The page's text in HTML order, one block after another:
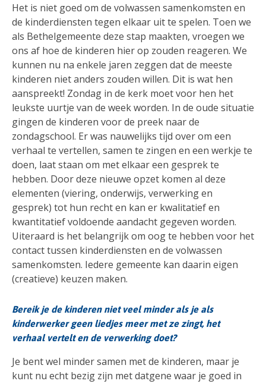
Het is niet goed om de volwassen samenkomsten en
de kinderdiensten tegen elkaar uit te spelen. Toen we
als Bethelgemeente deze stap maakten, vroegen we
ons af hoe de kinderen hier op zouden reageren. We
kunnen nu na enkele jaren zeggen dat de meeste
kinderen niet anders zouden willen. Dit is wat hen
aanspreekt! Zondag in de kerk moet voor hen het
leukste uurtje van de week worden. In de oude situatie
gingen de kinderen voor de preek naar de
zondagschool. Er was nauwelijks tijd over om een
verhaal te vertellen, samen te zingen en een werkje te
doen, laat staan om met elkaar een gesprek te
hebben. Door deze nieuwe opzet komen al deze
elementen (viering, onderwijs, verwerking en
gesprek) tot hun recht en kan er kwalitatief en
kwantitatief voldoende aandacht gegeven worden.
Uiteraard is het belangrijk om oog te hebben voor het
contact tussen kinderdiensten en de volwassen
samenkomsten. Iedere gemeente kan daarin eigen
(creatieve) keuzen maken.
Bereik je de kinderen niet veel minder als je als
kinderwerker geen liedjes meer met ze zingt, het
verhaal vertelt en de verwerking doet?
Je bent wel minder samen met de kinderen, maar je
kunt nu echt bezig zijn met datgene waar je goed in